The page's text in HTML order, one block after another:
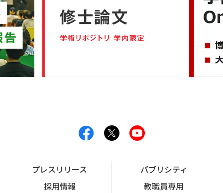
プレスリリース
パブリシティ
採用情報
教職員専用